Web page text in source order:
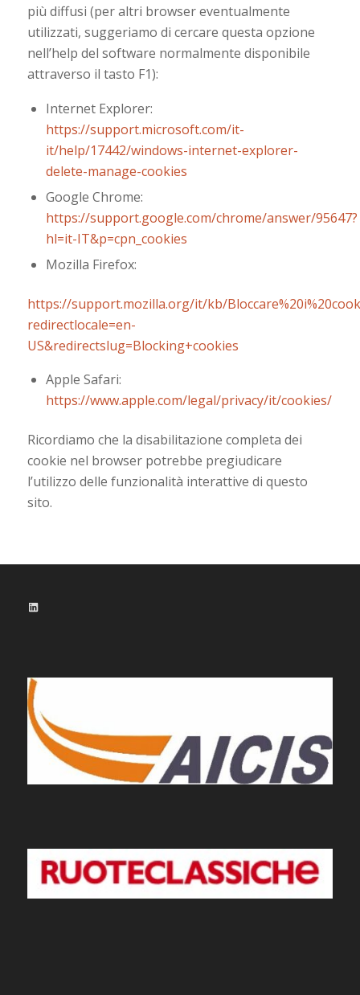
più diffusi (per altri browser eventualmente
utilizzati, suggeriamo di cercare questa opzione
nell’help del software normalmente disponibile
attraverso il tasto F1):
Internet Explorer:
https://support.microsoft.com/it-
it/help/17442/windows-internet-explorer-
delete-manage-cookies
Google Chrome:
https://support.google.com/chrome/answer/95647?
hl=it-IT&p=cpn_cookies
Mozilla Firefox:
https://support.mozilla.org/it/kb/
redirectlocale=en-
US&redirectslug=Blocking+cookies
Apple Safari:
https://www.apple.com/legal/privacy/it/cookies/
Ricordiamo che la disabilitazione completa dei
cookie nel browser potrebbe pregiudicare
l’utilizzo delle funzionalità interattive di questo
sito.
LinkedIn